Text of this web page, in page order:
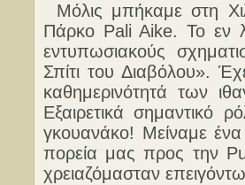
Μόλις μπήκαμε στη
Πάρκο Pali Aike. Το εν
εντυπωσιακούς
Σπίτι του Διαβόλου».
καθημερινότητά των
Εξαιρετικά
γκουανάκο! Μείναμε
πορεία μας προς την
χρειαζόμασταν